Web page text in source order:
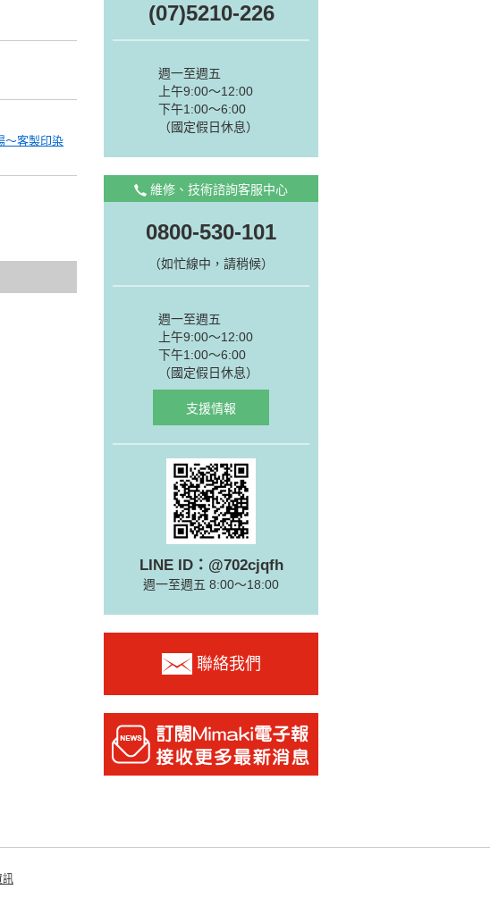
～客製印染
(07)5210-226
週一至週五
上午9:00～12:00
下午1:00～6:00
（國定假日休息）
維修、技術諮詢客服中心
0800-530-101
（如忙線中，請稍候）
週一至週五
上午9:00～12:00
下午1:00～6:00
（國定假日休息）
支援情報
LINE ID：@702cjqfh
週一至週五 8:00～18:00
聯絡我們
訊